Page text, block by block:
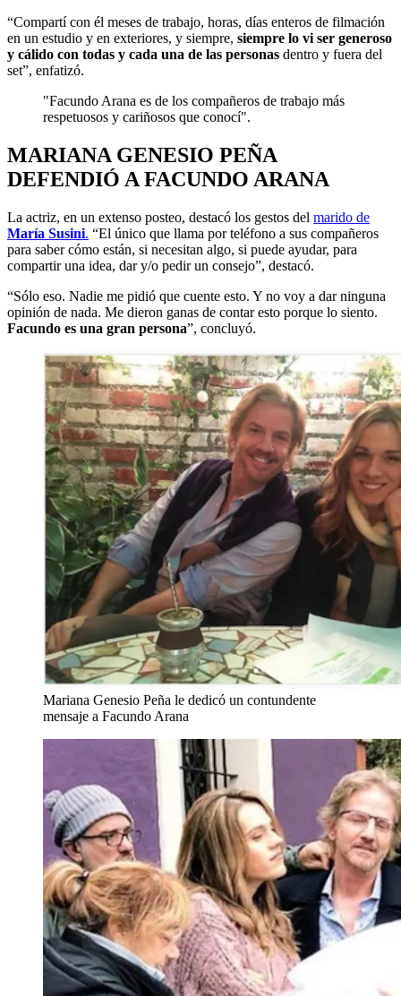
“Compartí con él meses de trabajo, horas, días enteros de filmación
en un estudio y en exteriores, y siempre, siempre lo vi ser generoso
y cálido con todas y cada una de las personas dentro y fuera del
set”, enfatizó.
"Facundo Arana es de los compañeros de trabajo más
respetuosos y cariñosos que conocí".
MARIANA GENESIO PEÑA
DEFENDIÓ A FACUNDO ARANA
La actriz, en un extenso posteo, destacó los gestos del marido de
María Susini. “El único que llama por teléfono a sus compañeros
para saber cómo están, si necesitan algo, si puede ayudar, para
compartir una idea, dar y/o pedir un consejo”, destacó.
“Sólo eso. Nadie me pidió que cuente esto. Y no voy a dar ninguna
opinión de nada. Me dieron ganas de contar esto porque lo siento.
Facundo es una gran persona”, concluyó.
Mariana Genesio Peña le dedicó un contundente
mensaje a Facundo Arana